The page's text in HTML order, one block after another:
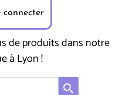
connecter
de produits dans notre
à Lyon !
search